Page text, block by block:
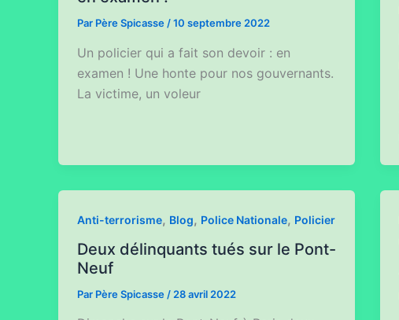
Par Père Spicasse /10 septembre 2022
Un policier qui a fait son devoir : en
examen ! Une honte pour nos gouvernants.
La victime, un voleur
Anti-terrorisme, Blog, Police Nationale, Policier
Deux délinquants tués sur le Pont-
Neuf
Par Père Spicasse / 28 avril 2022